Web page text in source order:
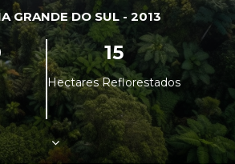
GRANDE DO SUL - 2013
15
Hectares Reflorestados